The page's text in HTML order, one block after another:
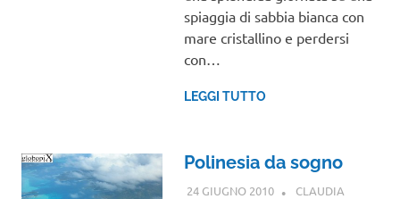
spiaggia di sabbia bianca con
mare cristallino e perdersi
con…
LEGGI TUTTO
Polinesia da sogno
24 GIUGNO 2010 CLAUDIA